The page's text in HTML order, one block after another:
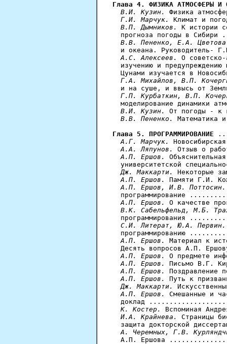
Глава 4. ФИЗИКА АТМОСФЕРЫ И
В.И. Кузин.
Физика
Г.И. Марчук.
Климат и
В.П. Дымников.
К истории
прогноза погоды в Сибири
В.В. Пененко, Е.А.
и океана. Руководитель-
А.С. Алексеев.
О советско-
изучению и предупреждению
Цунами изучается в
Г.А. Михайлов, В.П.
и на суше, и ввысь от
Г.П. Курбаткин, В.П.
моделирование динамики
В.И. Кузин.
От погоды
В.В. Пененко.
Глава 5. ПРОГРАММИРОВАНИЕ
А.Г. Марчук.
А.А. Ляпунов.
Отзыв о
А.П. Ершов.
университетской
Дж. Маккарти.
Некоторые
А.П. Ершов.
Памяти
А.П. Ершов, И.В. Поттосин.
программирование
А.П. Ершов.
О качестве
В.К. Сабельфельд, М.Б.
программирования
С.И. Литерат, Ю.А. Первин.
программированию
А.П. Ершов.
Материал к
Десять вопросов А.П.
А.П. Ершов.
О предмете
А.П. Ершов.
Письмо В.Г.
А.П. Ершов.
Поздравление
А.П. Ершов.
Путь к
Дж. Маккарти.
А.П. Ершов.
Смешанные и
доклад
К. Костер.
Вспоминая
И.А. Крайнева.
Страницы
защита докторской
А. Черемных, Г.В.
А.П. Ершова